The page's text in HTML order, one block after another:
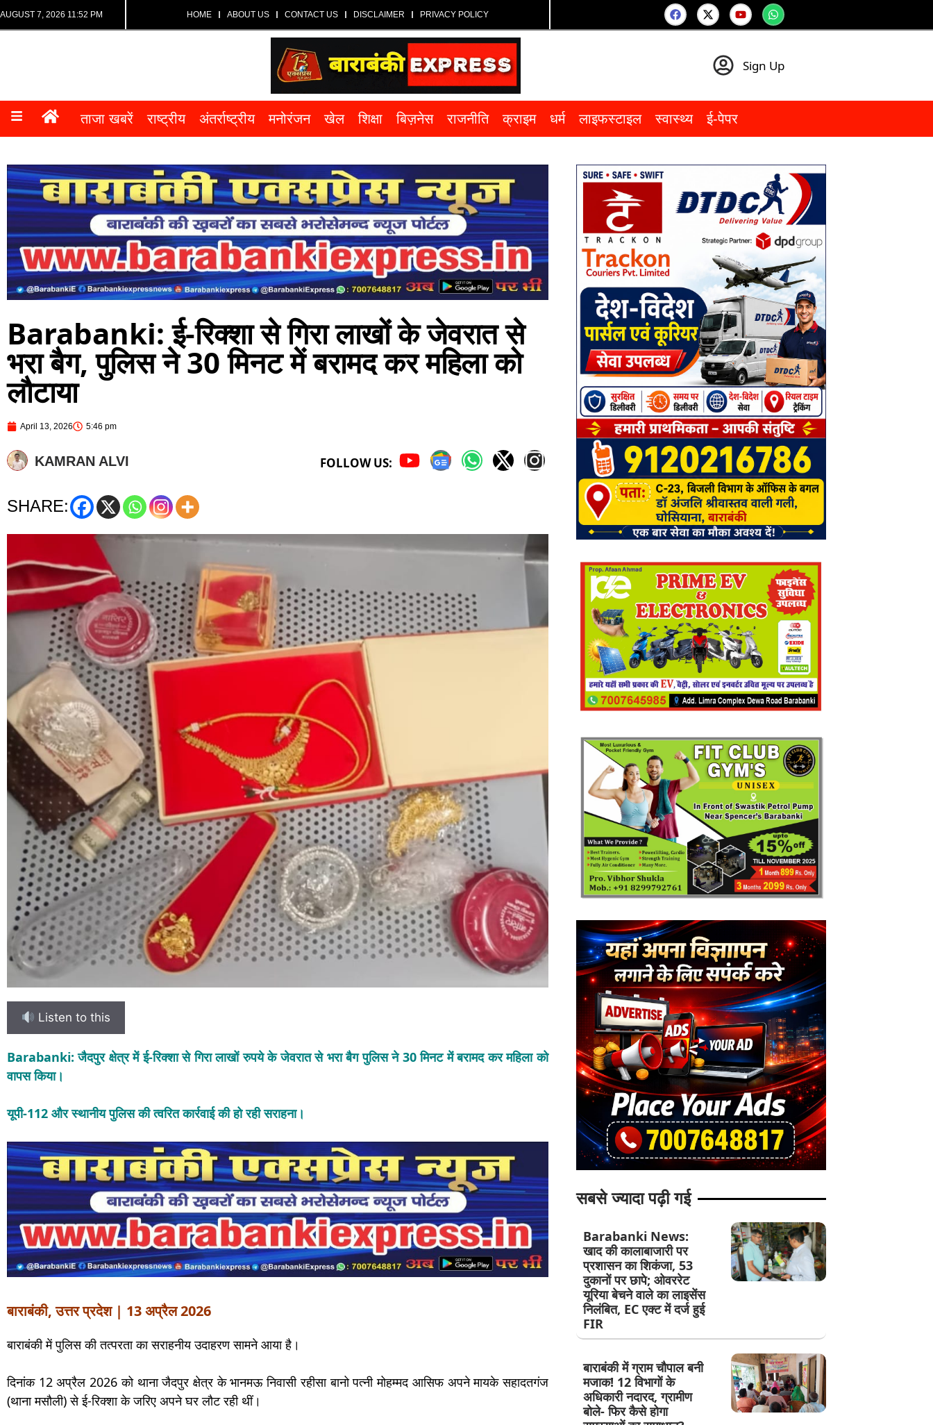
AUGUST 7, 2026 11:52 PM HOME ABOUT US CONTACT US DISCLAIMER PRIVACY POLICY
Sign Up
ताजा खबरें राष्ट्रीय अंतर्राष्ट्रीय मनोरंजन खेल शिक्षा बिज़नेस राजनीति क्राइम धर्म लाइफस्टाइल स्वास्थ्य ई-पेपर
Barabanki: ई-रिक्शा से गिरा लाखों के जेवरात से
भरा बैग, पुलिस ने 30 मिनट में बरामद कर महिला को
लौटाया
April 13, 2026 5:46 pm
KAMRAN ALVI FOLLOW US:
SHARE:
Listen to this
Barabanki: जैदपुर क्षेत्र में ई-रिक्शा से गिरा लाखों रुपये के जेवरात से भरा बैग पुलिस ने 30 मिनट में बरामद कर महिला को
वापस किया।
यूपी-112 और स्थानीय पुलिस की त्वरित कार्रवाई की हो रही सराहना।
बाराबंकी, उत्तर प्रदेश | 13 अप्रैल 2026
बाराबंकी में पुलिस की तत्परता का सराहनीय उदाहरण सामने आया है।
दिनांक 12 अप्रैल 2026 को थाना जैदपुर क्षेत्र के भानमऊ निवासी रहीसा बानो पत्नी मोहम्मद आसिफ अपने मायके सहादतगंज
(थाना मसौली) से ई-रिक्शा के जरिए अपने घर लौट रही थीं।
सबसे ज्यादा पढ़ी गई
Barabanki News:
खाद की कालाबाजारी पर
प्रशासन का शिकंजा, 53
दुकानों पर छापे; ओवररेट
यूरिया बेचने वाले का लाइसेंस
निलंबित, EC एक्ट में दर्ज हुई
FIR
बाराबंकी में ग्राम चौपाल बनी
मजाक! 12 विभागों के
अधिकारी नदारद, ग्रामीण
बोले- फिर कैसे होगा